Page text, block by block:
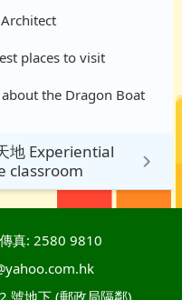
places to visit
the Dragon Boat
地 Experiential
classroom
傳真: 2580 9810
號地下 (郵政局隔鄰)